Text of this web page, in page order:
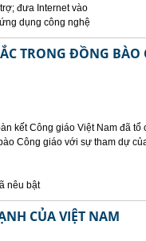
đưa Internet vào
dụng công nghệ
TRONG ĐỒNG BÀO
kết Công giáo Việt Nam đã
Công giáo với sự tham dự
nêu bật
CỦA VIỆT NAM